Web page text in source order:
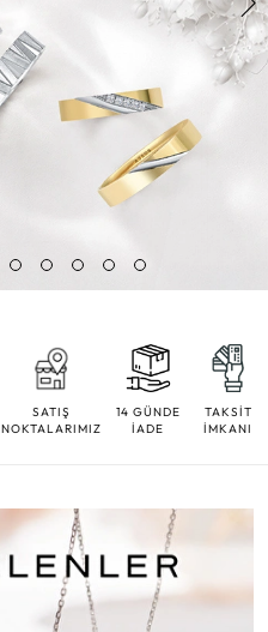
SATIŞ
NOKTALARIMIZ
14 GÜNDE
İADE
TAKSİT
İMKANI